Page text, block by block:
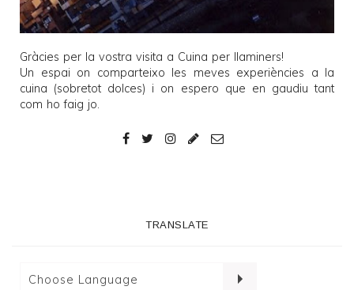
Gràcies per la vostra visita a Cuina per llaminers!
Un espai on comparteixo les meves experiències a la
cuina (sobretot dolces) i on espero que en gaudiu tant
com ho faig jo.
TRANSLATE